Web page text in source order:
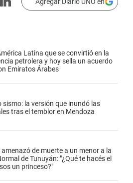
Latina que se convirtió en la
petrolera y hoy sella un acuerdo
Emiratos Árabes
sismo: la versión que inundó las
tras el temblor en Mendoza
amenazó de muerte a un menor a la
de Tunuyán: "¿Qué te hacés el
un princeso?"